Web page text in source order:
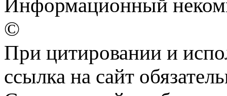
Информационный
©
При цитировании и
ссылка на сайт